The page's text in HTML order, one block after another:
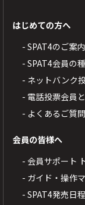
はじめての方へ
- SPAT4のご案
- SPAT4会員の
- ネットバンク
- 電話投票会員
- よくあるご質問
会員の皆様へ
- 会員サポート
- ガイド・操作
- SPAT4発売日程